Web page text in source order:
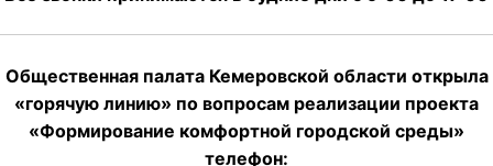
Общественная палата Кемеровской области открыла
«горячую линию» по вопросам реализации проекта
«Формирование комфортной городской среды»
телефон: